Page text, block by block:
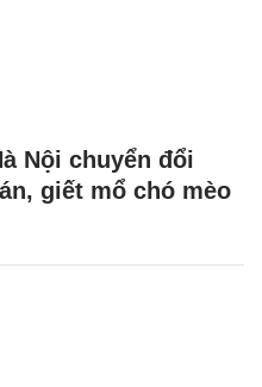
Nội chuyển đổi
giết mổ chó mèo